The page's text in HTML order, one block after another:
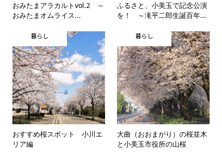
おみたまアラカルトvol.2 ～
おみたまオムライス...
ふるさと、小美玉で記念公演
を！ ～滝平二郎生誕百年...
暮らし
おすすめ桜スポット 小川エ
リア編
暮らし
大曲（おおまがり）の桜並木
と小美玉市役所の山桜